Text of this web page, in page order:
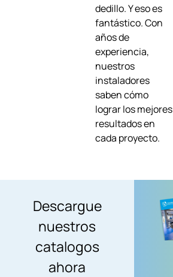
dedillo. Y eso es
fantástico. Con
años de
experiencia,
nuestros
instaladores
saben cómo
lograr los mejores
resultados en
cada proyecto.
Descargue
nuestros
catalogos
ahora